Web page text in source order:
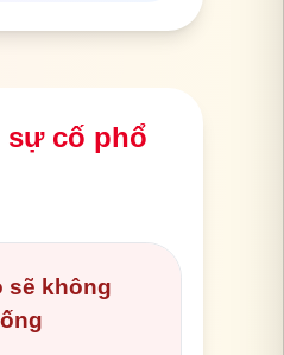
sự cố phổ
sẽ không